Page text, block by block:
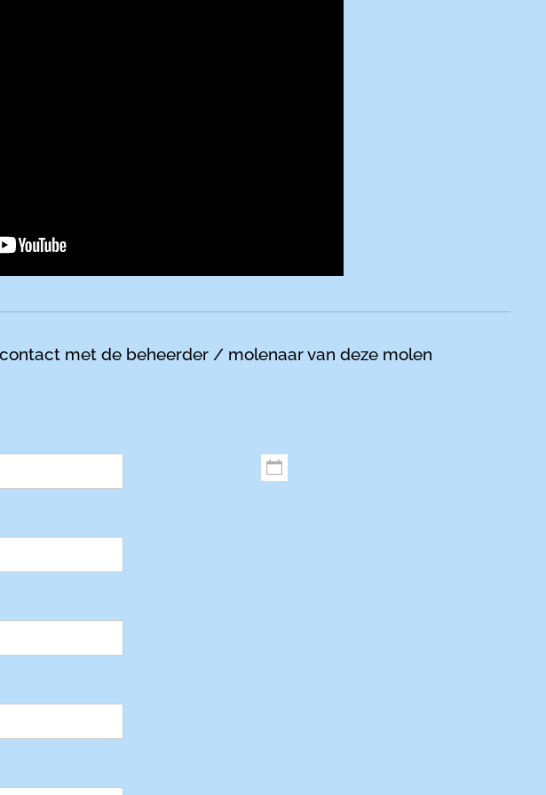
met de beheerder / molenaar van deze molen